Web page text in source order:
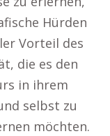
Hürden
Vorteil des
die es den
in ihrem
selbst zu
möchten.